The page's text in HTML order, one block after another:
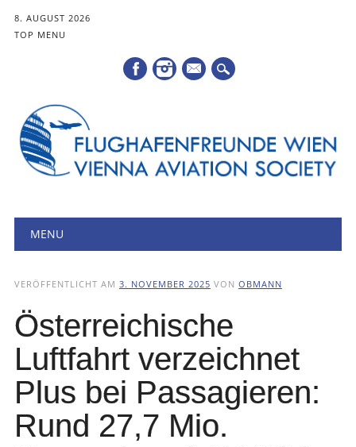
8. AUGUST 2026
TOP MENU
Mail
Hauptmenü
MENU
VERÖFFENTLICHT AM 3. NOVEMBER 2025 VON OBMANN
Österreichische
Luftfahrt verzeichnet
Plus bei Passagieren:
Rund 27,7 Mio.